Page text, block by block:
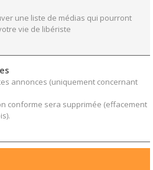
une liste de médias qui pourront
vie de libériste
annonces (uniquement concernant
conforme sera supprimée (effacement